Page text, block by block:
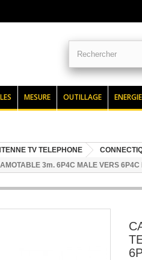
MESURE OUTILLAGE ENERGIE
TV TELEPHONE
3m. 6P4C MALE VERS 6P4C